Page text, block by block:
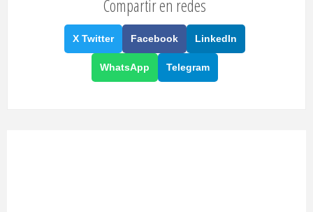
Compartir en redes
X Twitter Facebook LinkedIn
WhatsApp Telegram